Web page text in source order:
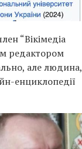
“Вікімедіа
редактором
але людина,
енциклопедії